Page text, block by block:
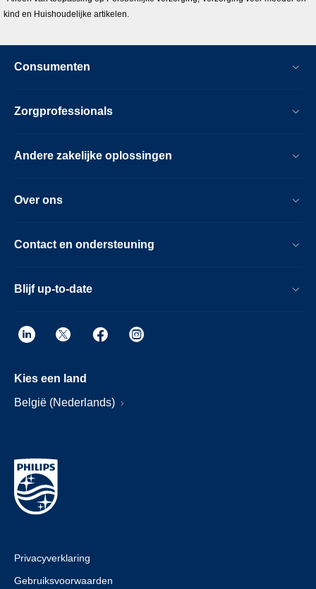
kind en Huishoudelijke artikelen.
Consumenten
Zorgprofessionals
Andere zakelijke oplossingen
Over ons
Contact en ondersteuning
Blijf up-to-date
Kies een land
België (Nederlands)
Privacyverklaring
Gebruiksvoorwaarden